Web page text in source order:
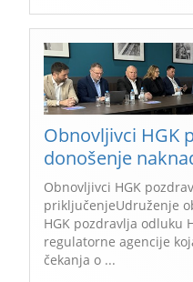
Obnovljivci HGK
donošenje
Obnovljivci HGK
priključenjeUdruženje
HGK pozdravlja odluku
regulatorne agencije
čekanja o ...